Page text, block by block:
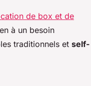
de box et de
à un besoin
traditionnels et self-